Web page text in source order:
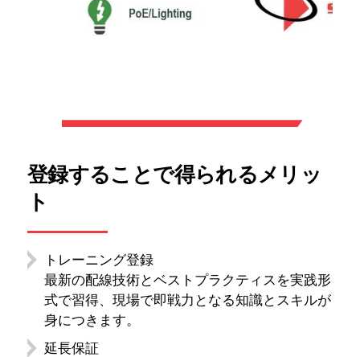
登録することで得られるメリッ
ト
トレーニング登録
最新の配線技術とベストプラクティスを実践形
式で習得、現場で即戦力となる知識とスキルが
身につきます。
延長保証